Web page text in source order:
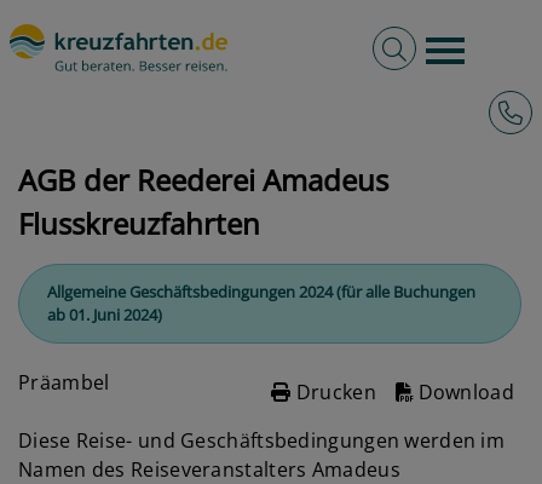
Burger
Volltextsuche
AGB der Reederei Amadeus
Flusskreuzfahrten
Allgemeine Geschäftsbedingungen 2024 (für alle Buchungen
ab 01. Juni 2024)
Download
Drucken
Präambel
Diese Reise- und Geschäftsbedingungen werden im
Namen des Reiseveranstalters Amadeus